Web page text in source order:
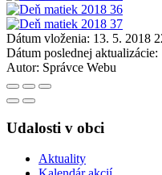
Dátum vloženia: 13. 5. 2018
Dátum poslednej aktualizácie:
Autor: Správce Webu
Udalosti v obci
Aktuality